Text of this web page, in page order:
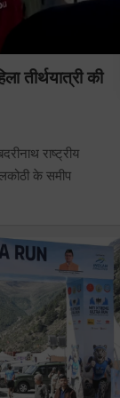
तीर्थयात्री की
राष्ट्रीय
के समीप